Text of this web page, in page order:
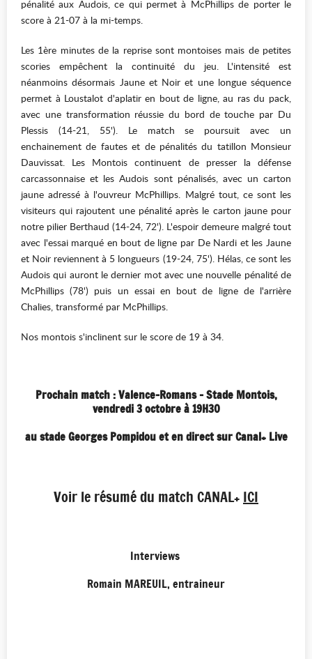
pénalité aux Audois, ce qui permet à McPhillips de porter le
score à 21-07 à la mi-temps.
Les 1ère minutes de la reprise sont montoises mais de petites
scories empêchent la continuité du jeu. L'intensité est
néanmoins désormais Jaune et Noir et une longue séquence
permet à Loustalot d'aplatir en bout de ligne, au ras du pack,
avec une transformation réussie du bord de touche par Du
Plessis (14-21, 55'). Le match se poursuit avec un
enchainement de fautes et de pénalités du tatillon Monsieur
Dauvissat. Les Montois continuent de presser la défense
carcassonnaise et les Audois sont pénalisés, avec un carton
jaune adressé à l'ouvreur McPhillips. Malgré tout, ce sont les
visiteurs qui rajoutent une pénalité après le carton jaune pour
notre pilier Berthaud (14-24, 72'). L'espoir demeure malgré tout
avec l'essai marqué en bout de ligne par De Nardi et les Jaune
et Noir reviennent à 5 longueurs (19-24, 75'). Hélas, ce sont les
Audois qui auront le dernier mot avec une nouvelle pénalité de
McPhillips (78') puis un essai en bout de ligne de l'arrière
Chalies, transformé par McPhillips.
Nos montois s'inclinent sur le score de 19 à 34.
Prochain match : Valence-Romans - Stade Montois,
vendredi 3 octobreà 19H30
au stade Georges Pompidou et en direct sur Canal+ Live
Voir le résumé du match CANAL+ ICI
Interviews
Romain MAREUIL, entraineur